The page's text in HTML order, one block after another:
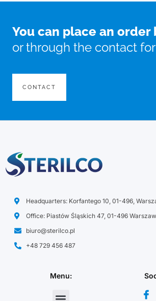
You can place an order
or through the contact
CONTACT
Headquarters: Korfantego 10, 01-496,
Office: Piastów Śląskich 47, 01-496
biuro@sterilco.pl
+48 729 456 487
Menu: